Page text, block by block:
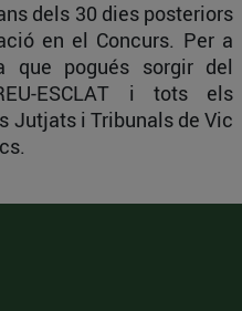
dels 30 dies posteriors
en el Concurs. Per a
que pogués sorgir del
ESCLAT i tots els
Jutjats i Tribunals de Vic